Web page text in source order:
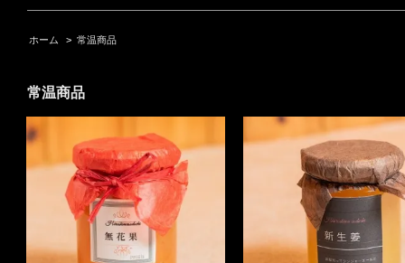
ホーム > 常温商品
常温商品